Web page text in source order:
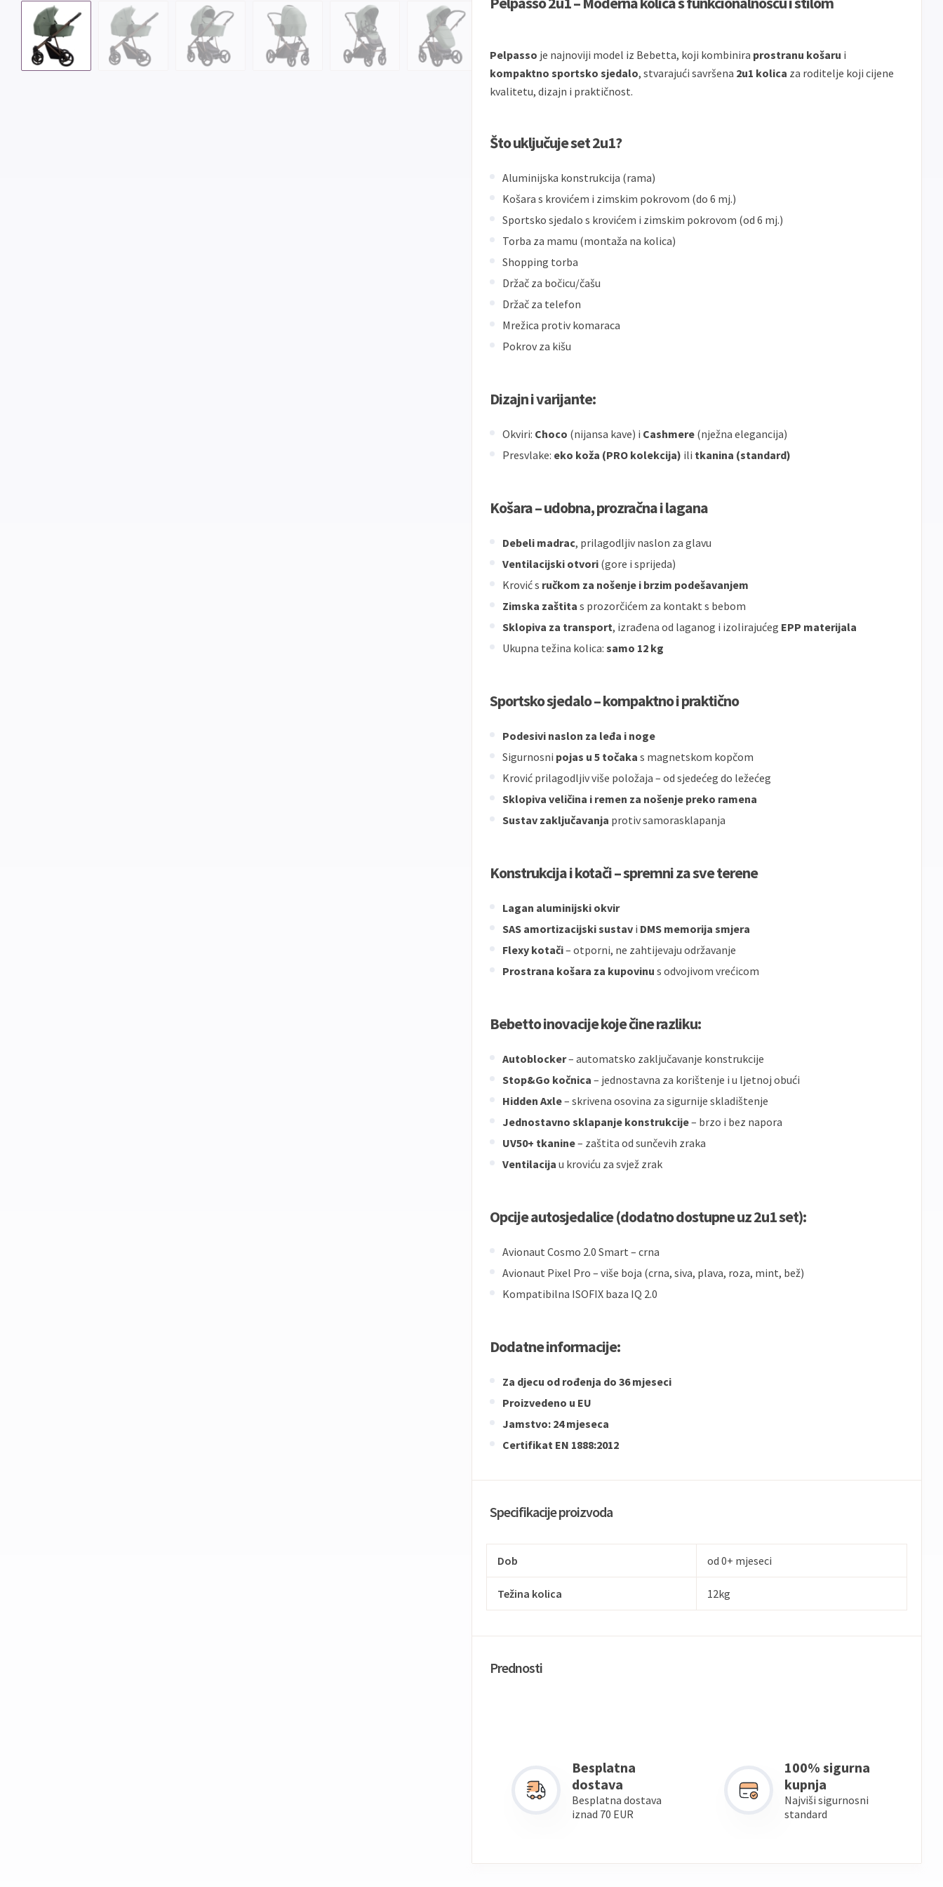
Pelpasso je najnoviji model iz Bebetta, koji kombinira prostranu košaru i
kompaktno sportsko sjedalo, stvarajući savršena 2u1 kolica za roditelje koji cijene
kvalitetu, dizajn i praktičnost.
Što uključuje set 2u1?
Aluminijska konstrukcija (rama)
Košara s krovićem i zimskim pokrovom (do 6 mj.)
Sportsko sjedalo s krovićem i zimskim pokrovom (od 6 mj.)
Torba za mamu (montaža na kolica)
Shopping torba
Držač za bočicu/čašu
Držač za telefon
Mrežica protiv komaraca
Pokrov za kišu
Dizajn i varijante:
Okviri: Choco (nijansa kave) i Cashmere (nježna elegancija)
Presvlake: eko koža (PRO kolekcija) ili tkanina (standard)
Košara – udobna, prozračna i lagana
Debeli madrac, prilagodljiv naslon za glavu
Ventilacijski otvori (gore i sprijeda)
Krović s ručkom za nošenje i brzim podešavanjem
Zimska zaštita s prozorčićem za kontakt s bebom
Sklopiva za transport, izrađena od laganog i izolirajućeg EPP materijala
Ukupna težina kolica: samo 12 kg
Sportsko sjedalo – kompaktno i praktično
Podesivi naslon za leđa i noge
Sigurnosni pojas u 5 točaka s magnetskom kopčom
Krović prilagodljiv više položaja – od sjedećeg do ležećeg
Sklopiva veličina i remen za nošenje preko ramena
Sustav zaključavanja protiv samorasklapanja
Konstrukcija i kotači – spremni za sve terene
Lagan aluminijski okvir
SAS amortizacijski sustav i DMS memorija smjera
Flexy kotači– otporni, ne zahtijevaju održavanje
Prostrana košara za kupovinu s odvojivom vrećicom
Bebetto inovacije koje čine razliku:
Autoblocker– automatsko zaključavanje konstrukcije
Stop&Go kočnica – jednostavna za korištenje i u ljetnoj obući
Hidden Axle– skrivena osovina za sigurnije skladištenje
Jednostavno sklapanje konstrukcije– brzo i bez napora
UV50+ tkanine– zaštita od sunčevih zraka
Ventilacija u kroviću za svjež zrak
Opcije autosjedalice (dodatno dostupne uz 2u1 set):
Avionaut Cosmo 2.0 Smart – crna
Avionaut Pixel Pro – više boja (crna, siva, plava, roza, mint, bež)
Kompatibilna ISOFIX baza IQ 2.0
Dodatne informacije:
Za djecu od rođenja do 36 mjeseci
Proizvedeno u EU
Jamstvo: 24 mjeseca
Certifikat EN 1888:2012
Specifikacije proizvoda
Dob od 0+ mjeseci
Težina kolica 12kg
Prednosti
Besplatna
dostava
Besplatna dostava
iznad 70 EUR
100% sigurna
kupnja
Najviši sigurnosni
standard